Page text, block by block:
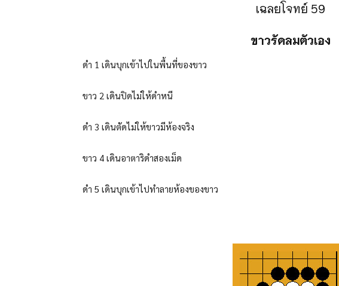
เฉลยโจทย์ 59
ขาวรัดลมตัวเอง
ดำ 1 เดินบุกเข้าไปในพื้นที่ของขาว
ขาว 2 เดินปิดไม่ให้ดำหนี
ดำ 3 เดินตัดไม่ให้ขาวมีห้องจริง
ขาว 4 เดินอาตาริดำสองเม็ด
ดำ 5 เดินบุกเข้าไปทำลายห้องของขาว